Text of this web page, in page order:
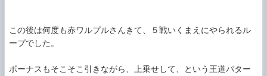
この後は何度も赤ワルプルさんきて、５戦いくまえにやられるル
ープでした。
ボーナスもそこそこ引きながら、上乗せして、という王道パター